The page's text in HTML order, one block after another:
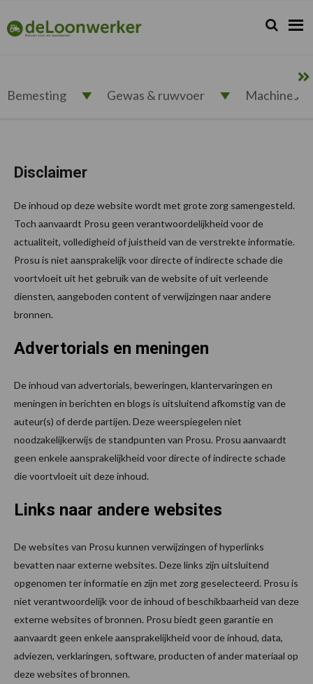
de
hoofdnavigatie
de
hoofd
de
voettekst
deloonwerker.nl Zoeken...
Zoek
Bemesting Gewas & ruwvoer Machines
Disclaimer
De inhoud op deze website wordt met grote zorg samengesteld.
Toch aanvaardt Prosu geen verantwoordelijkheid voor de
actualiteit, volledigheid of juistheid van de verstrekte informatie.
Prosu is niet aansprakelijk voor directe of indirecte schade die
voortvloeit uit het gebruik van de website of uit verleende
diensten, aangeboden content of verwijzingen naar andere
bronnen.
Advertorials en meningen
De inhoud van advertorials, beweringen, klantervaringen en
meningen in berichten en blogs is uitsluitend afkomstig van de
auteur(s) of derde partijen. Deze weerspiegelen niet
noodzakelijkerwijs de standpunten van Prosu. Prosu aanvaardt
geen enkele aansprakelijkheid voor directe of indirecte schade
die voortvloeit uit deze inhoud.
Links naar andere websites
De websites van Prosu kunnen verwijzingen of hyperlinks
bevatten naar externe websites. Deze links zijn uitsluitend
opgenomen ter informatie en zijn met zorg geselecteerd. Prosu is
niet verantwoordelijk voor de inhoud of beschikbaarheid van deze
externe websites of bronnen. Prosu biedt geen garantie en
aanvaardt geen enkele aansprakelijkheid voor de inhoud, data,
adviezen, verklaringen, software, producten of ander materiaal op
deze websites of bronnen.